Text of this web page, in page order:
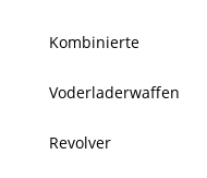
Kombinierte
Voderladerwaffen
Revolver